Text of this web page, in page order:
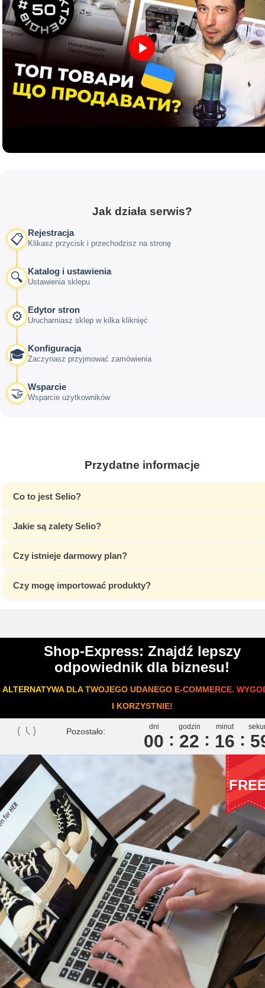
Jak działa serwis?
📋 Rejestracja
Klikasz przycisk i przechodzisz na stronę
🔍 Katalog i ustawienia
Ustawienia sklepu
⚙️ Edytor stron
Uruchamiasz sklep w kilka kliknięć
🎓 Konfiguracja
Zaczynasz przyjmować zamówienia
🤝 Wsparcie
Wsparcie użytkowników
Przydatne informacje
Co to jest Selio?
Jakie są zalety Selio?
Czy istnieje darmowy plan?
Czy mogę importować produkty?
Shop-Express: Znajdź lepszy
odpowiednik dla biznesu!
ALTERNATYWA DLA TWOJEGO UDANEGO E-COMMERCE.
I KORZYSTNIE!
Pozostało: dni
00
godzin
22
minut
16 5